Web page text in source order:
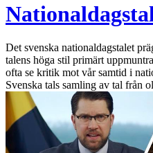
Det svenska nationaldagstalet
talens höga stil primärt
ofta se kritik mot vår samtid i
Svenska tals samling av tal från